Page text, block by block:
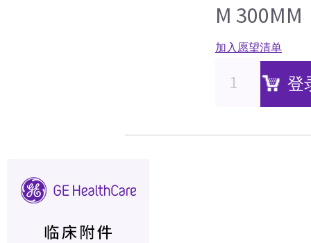
M 300MM
加入愿望清单
登